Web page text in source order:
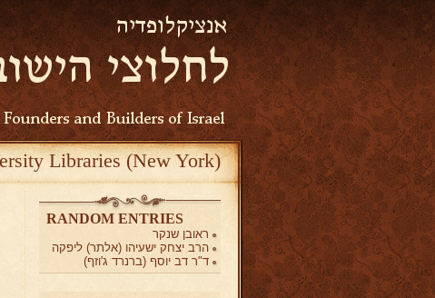
Libraries (New York)
RANDOM ENTRIES
ראובן שנקר
הרב יצחק ישעיהו (אלתר) ליפקה
ד"ר דב יוסף (ברנרד ג'וזף)